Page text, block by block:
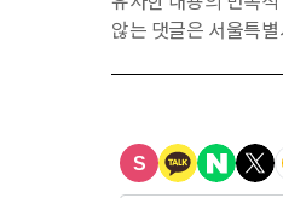
않는 댓글은 서울특